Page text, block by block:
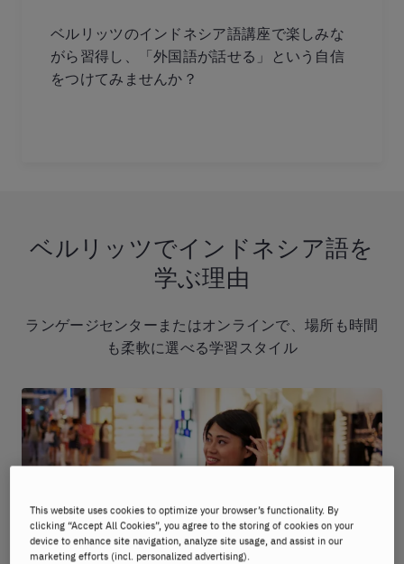
ベルリッツのインドネシア語講座で楽しみな
がら習得し、「外国語が話せる」という自信
をつけてみませんか？
ベルリッツでインドネシア語を
学ぶ理由
ランゲージセンターまたはオンラインで、場所も時間
も柔軟に選べる学習スタイル
This website uses cookies to optimize your browser’s functionality. By
clicking “Accept All Cookies”, you agree to the storing of cookies on your
device to enhance site navigation, analyze site usage, and assist in our
marketing efforts (incl. personalized advertising).